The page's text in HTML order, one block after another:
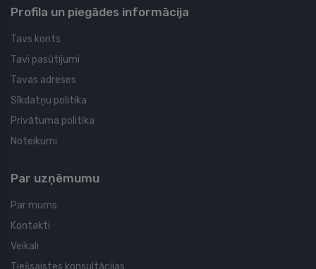
Profila un piegādes informācija
Tavs konts
Tavi pasūtījumi
Tavas adreses
Sīkdatņu politika
Privātuma politika
Noteikumi
Par uzņēmumu
Par mums
Kontakti
Veikali